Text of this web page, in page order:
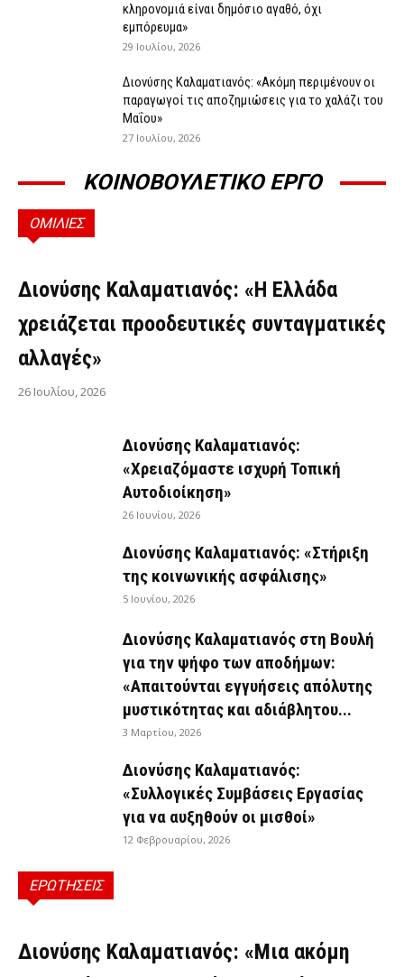
κληρονομιά είναι δημόσιο αγαθό, όχι
εμπόρευμα»
29 Ιουλίου, 2026
Διονύσης Καλαματιανός: «Ακόμη περιμένουν οι
παραγωγοί τις αποζημιώσεις για το χαλάζι του
Μαΐου»
27 Ιουλίου, 2026
ΚΟΙΝΟΒΟΥΛΕΤΙΚΟ ΕΡΓΟ
ΟΜΙΛΙΕΣ
ΟΜΙΛΊΕΣ
Διονύσης Καλαματιανός: «Η Ελλάδα
χρειάζεται προοδευτικές συνταγματικές
αλλαγές»
26 Ιουλίου, 2026
Διονύσης Καλαματιανός:
«Χρειαζόμαστε ισχυρή Τοπική
Αυτοδιοίκηση»
26 Ιουνίου, 2026
Διονύσης Καλαματιανός: «Στήριξη
της κοινωνικής ασφάλισης»
5 Ιουνίου, 2026
Διονύσης Καλαματιανός στη Βουλή
για την ψήφο των αποδήμων:
«Απαιτούνται εγγυήσεις απόλυτης
μυστικότητας και αδιάβλητου...
3 Μαρτίου, 2026
Διονύσης Καλαματιανός:
«Συλλογικές Συμβάσεις Εργασίας
για να αυξηθούν οι μισθοί»
12 Φεβρουαρίου, 2026
ΕΡΩΤΗΣΕΙΣ
ΕΡΩΤΉΣΕΙΣ
Διονύσης Καλαματιανός: «Μια ακόμη